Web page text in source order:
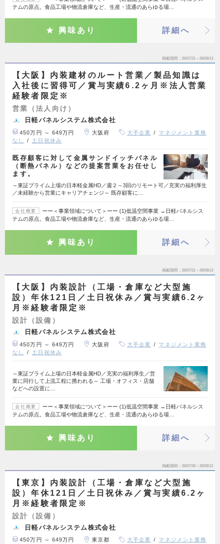
テムの原点。食品工場や物流倉庫など、生産・流通のあらゆる場…
興味あり 詳細へ
掲載期間 26/07/31～26/08/13
【大阪】内装建材のルート営業／製品知識は
入社後に習得可／賞与実績6.2ヶ月※法人営業
経験者限定※
営業（法人向け）
日軽パネルシステム株式会社
450万円 ～ 649万円 大阪府 大手企業
マネジメント業務
なし
土日祝休み
既存顧客に対して金属サンドイッチパネル
（断熱パネル）などの提案営業をお任せし
ます。
～東証プライム上場の日本軽金属HD／週２～3回のリモート可／充実の福利厚生
／未経験から営業にキャリアチェンジ～ 既存顧客に…
会社概要
ーー＜事業領域について＞ーー (1)低温空間事業 →日軽パネルシス
テムの原点。食品工場や物流倉庫など、生産・流通のあらゆる場…
興味あり 詳細へ
掲載期間 26/07/31～26/08/13
【大阪】内装設計（工場・倉庫など大型施
設）年休121日／土日祝休み／賞与実績6.2ヶ
月※経験者限定※
設計（設備）
日軽パネルシステム株式会社
450万円 ～ 649万円 大阪府 大手企業
マネジメント業務
なし
土日祝休み
～東証プライム上場の日本軽金属HD／充実の福利厚生／営
業に同行して上流工程に携われる～ 工場・オフィス・店舗
などへの設置に…
会社概要
ーー＜事業領域について＞ーー (1)低温空間事業 →日軽パネルシス
テムの原点。食品工場や物流倉庫など、生産・流通のあらゆる場…
興味あり 詳細へ
掲載期間 26/07/30～26/08/12
【東京】内装設計（工場・倉庫など大型施
設）年休121日／土日祝休み／賞与実績6.2ヶ
月※経験者限定※
設計（設備）
日軽パネルシステム株式会社
450万円 ～ 649万円 東京都 大手企業
マネジメント業務